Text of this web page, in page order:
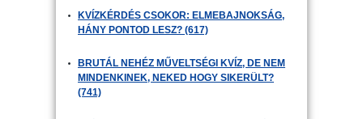
KVÍZKÉRDÉS CSOKOR: ELMEBAJNOKSÁG,
HÁNY PONTOD LESZ? (617)
BRUTÁL NEHÉZ MŰVELTSÉGI KVÍZ, DE NEM
MINDENKINEK, NEKED HOGY SIKERÜLT?
(741)